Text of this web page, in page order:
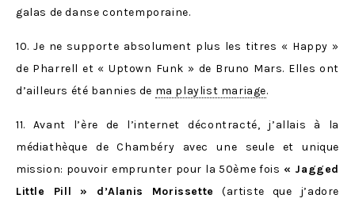
galas de danse contemporaine.
10. Je ne supporte absolument plus les titres « Happy »
de Pharrell et « Uptown Funk » de Bruno Mars. Elles ont
d’ailleurs été bannies de ma playlist mariage.
11. Avant l’ère de l’internet décontracté, j’allais à la
médiathèque de Chambéry avec une seule et unique
mission: pouvoir emprunter pour la 50ème fois « Jagged
Little Pill » d’Alanis Morissette
(artiste que j’adore